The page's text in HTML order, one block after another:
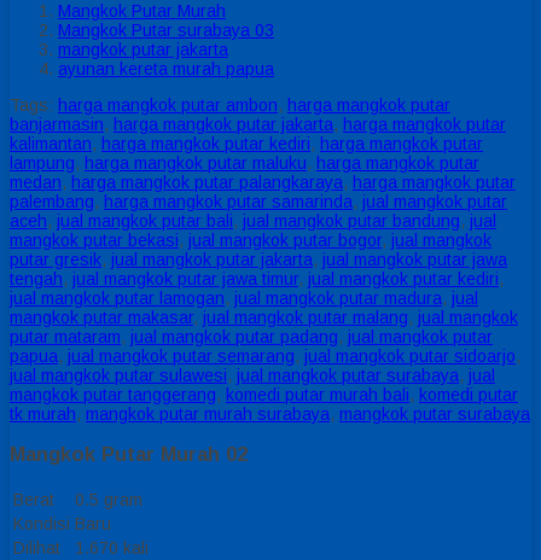
Mangkok Putar Murah
Mangkok Putar surabaya 03
mangkok putar jakarta
ayunan kereta murah papua
Tags: harga mangkok putar ambon, harga mangkok putar
banjarmasin, harga mangkok putar jakarta, harga mangkok putar
kalimantan, harga mangkok putar kediri, harga mangkok putar
lampung, harga mangkok putar maluku, harga mangkok putar
medan, harga mangkok putar palangkaraya, harga mangkok putar
palembang, harga mangkok putar samarinda, jual mangkok putar
aceh, jual mangkok putar bali, jual mangkok putar bandung, jual
mangkok putar bekasi, jual mangkok putar bogor, jual mangkok
putar gresik, jual mangkok putar jakarta, jual mangkok putar jawa
tengah, jual mangkok putar jawa timur, jual mangkok putar kediri,
jual mangkok putar lamogan, jual mangkok putar madura, jual
mangkok putar makasar, jual mangkok putar malang, jual mangkok
putar mataram, jual mangkok putar padang, jual mangkok putar
papua, jual mangkok putar semarang, jual mangkok putar sidoarjo,
jual mangkok putar sulawesi, jual mangkok putar surabaya, jual
mangkok putar tanggerang, komedi putar murah bali, komedi putar
tk murah, mangkok putar murah surabaya, mangkok putar surabaya
Mangkok Putar Murah 02
Berat
0.5 gram
Kondisi Baru
Dilihat
1.670 kali